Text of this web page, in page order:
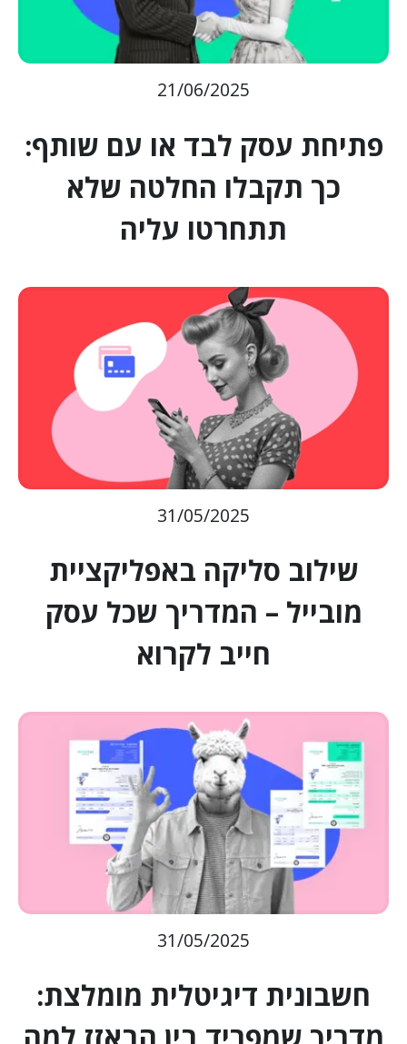
21/06/2025
פתיחת עסק לבד או עם שותף:
כך תקבלו החלטה שלא
תתחרטו עליה
31/05/2025
שילוב סליקה באפליקציית
מובייל – המדריך שכל עסק
חייב לקרוא
31/05/2025
חשבונית דיגיטלית מומלצת: